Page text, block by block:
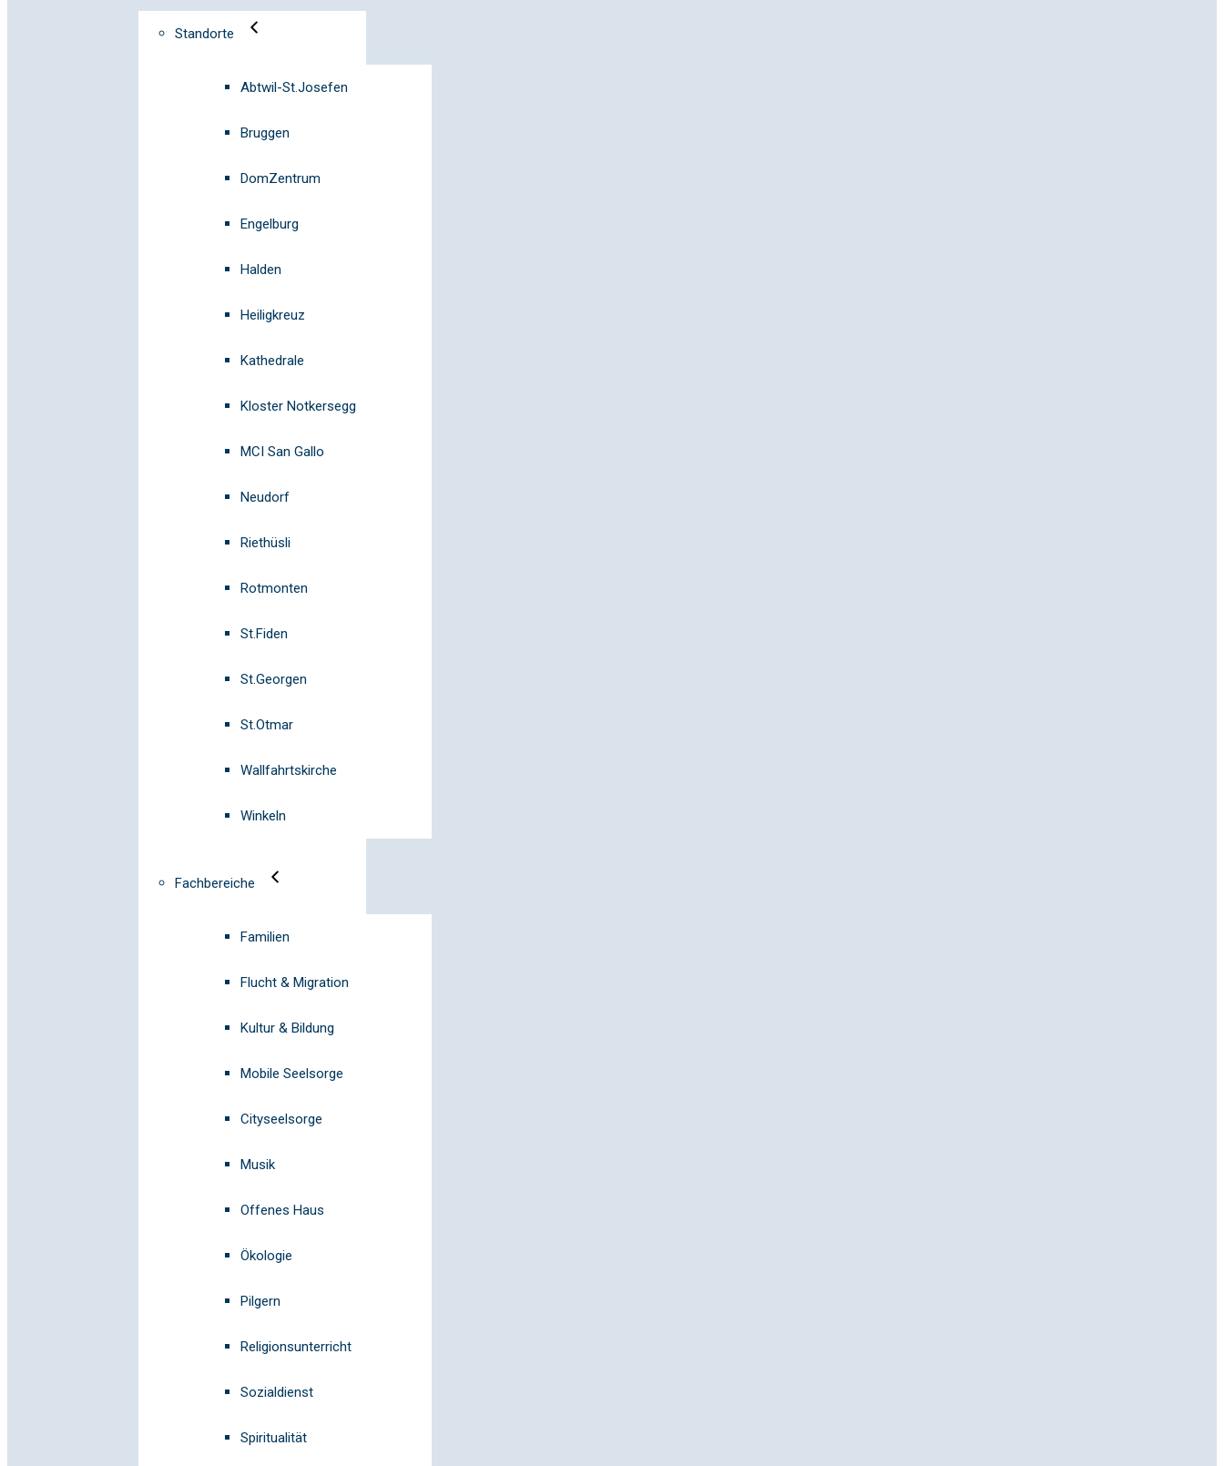
Standorte
Abtwil-St.Josefen
Bruggen
DomZentrum
Engelburg
Halden
Heiligkreuz
Kathedrale
Kloster Notkersegg
MCI San Gallo
Neudorf
Riethüsli
Rotmonten
St.Fiden
St.Georgen
St.Otmar
Wallfahrtskirche
Winkeln
Fachbereiche
Familien
Flucht & Migration
Kultur & Bildung
Mobile Seelsorge
Cityseelsorge
Musik
Offenes Haus
Ökologie
Pilgern
Religionsunterricht
Sozialdienst
Spiritualität